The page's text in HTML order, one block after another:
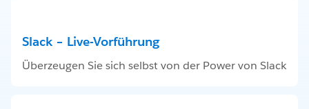
Slack – Live-Vorführung
Überzeugen Sie sich selbst von der Power von Slack